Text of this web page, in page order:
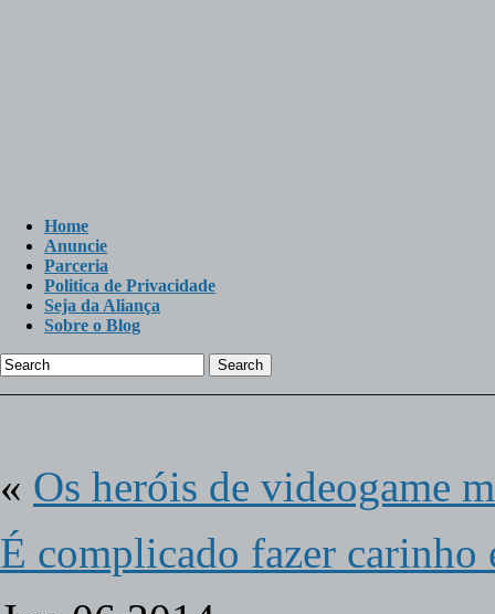
Home
Anuncie
Parceria
Politica de Privacidade
Seja da Aliança
Sobre o Blog
Search
« Os heróis de videogame
É complicado fazer carinho